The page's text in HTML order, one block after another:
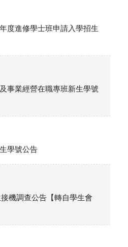
度進修學士班申請入學招生
事業經營在職專班新生學號
學號公告
機調查公告【轉自學生會